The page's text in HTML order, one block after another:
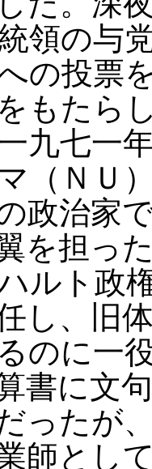
領の与
の投票
もたら
九七一
（ＮＵ
政治家
を担っ
ルト政
し、旧
のに一
書に文
ったが
師とし